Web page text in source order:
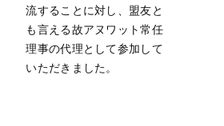
流することに対し、盟友と
も言える故アヌワット常任
理事の代理として参加して
いただきました。